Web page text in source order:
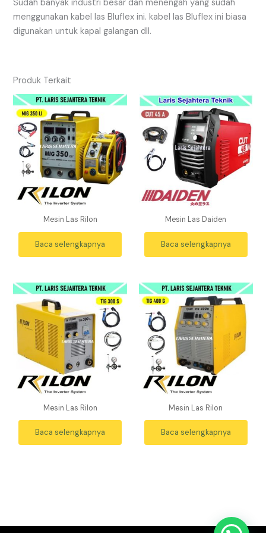
Sudah banyak industri besar dan menengah yang sudah
menggunakan kabel las Bluflex ini. kabel las Bluflex ini biasa
digunakan untuk kapal galangan dll.
Produk Terkait
Mesin Las Rilon
Baca selengkapnya
Mesin Las Daiden
Baca selengkapnya
Mesin Las Rilon
Baca selengkapnya
Mesin Las Rilon
Baca selengkapnya